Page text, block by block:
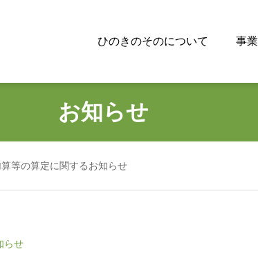
ひのきのそのについて 事
お知らせ
等の算定に関するお知らせ
らせ